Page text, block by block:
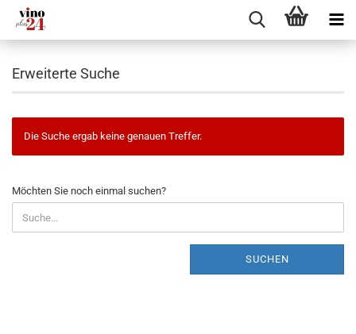
Erweiterte Suche
Die Suche ergab keine genauen Treffer.
MÖCHTEN
SIE
NOCH
EINMAL
Möchten Sie noch einmal suchen?
SUCHEN